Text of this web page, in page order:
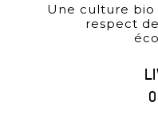
Une culture bio
respect